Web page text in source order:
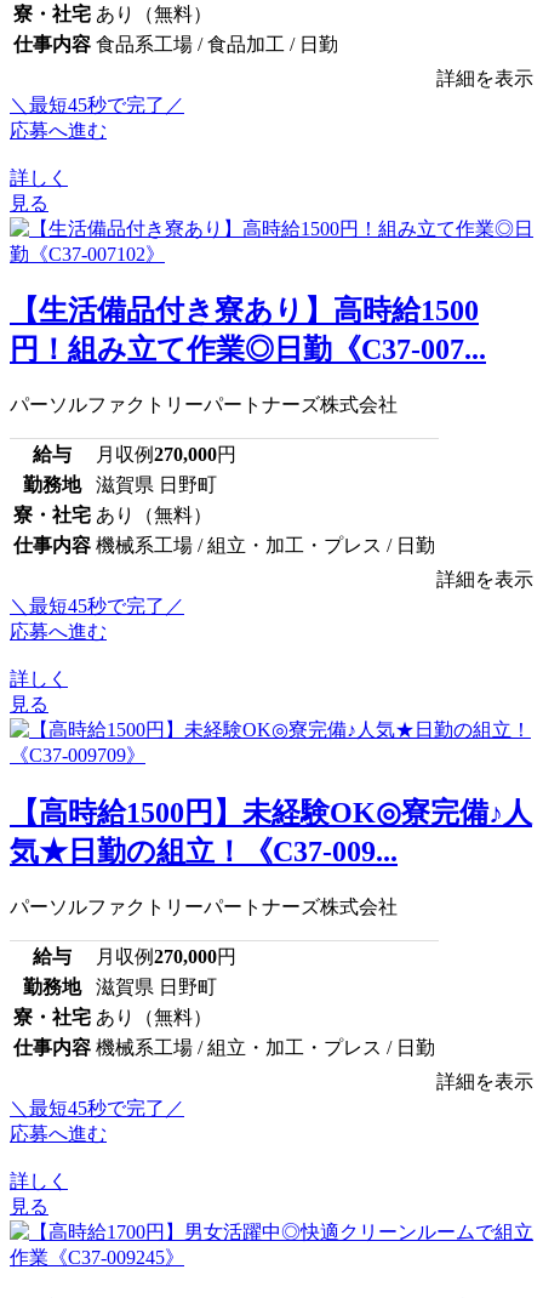
寮・社宅 あり（無料）
仕事内容 食品系工場 / 食品加工 / 日勤
詳細を表示
＼最短45秒で完了／
応募へ進む
詳しく
見る
【生活備品付き寮あり】高時給1500
円！組み立て作業◎日勤《C37-007...
パーソルファクトリーパートナーズ株式会社
給与 月収例270,000円
勤務地
滋賀県 日野町
寮・社宅 あり（無料）
仕事内容 機械系工場 / 組立・加工・プレス / 日勤
詳細を表示
＼最短45秒で完了／
応募へ進む
詳しく
見る
【高時給1500円】未経験OK◎寮完備♪人
気★日勤の組立！《C37-009...
パーソルファクトリーパートナーズ株式会社
給与 月収例270,000円
勤務地
滋賀県 日野町
寮・社宅 あり（無料）
仕事内容 機械系工場 / 組立・加工・プレス / 日勤
詳細を表示
＼最短45秒で完了／
応募へ進む
詳しく
見る